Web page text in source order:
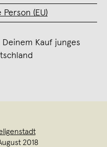
(EU)
Kauf junges
2018